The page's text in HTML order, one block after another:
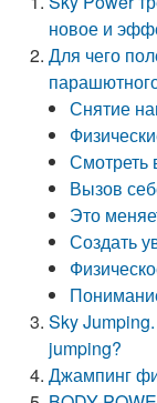
новое и
Для чего
Снятие
Смотреть
Вызов
Это
Создать
Sky
jumping?
Джампинг